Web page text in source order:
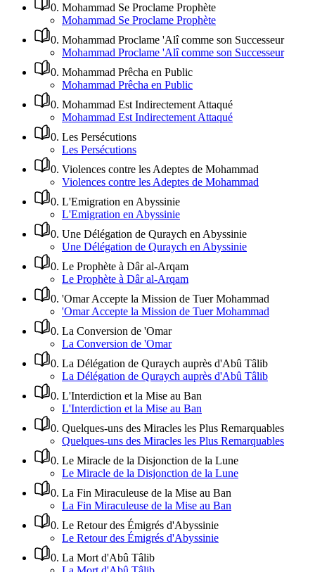
0. Mohammad Se Proclame Prophète
Mohammad Se Proclame Prophète
0. Mohammad Proclame 'Alî comme son Successeur
Mohammad Proclame 'Alî comme son Successeur
0. Mohammad Prêcha en Public
Mohammad Prêcha en Public
0. Mohammad Est Indirectement Attaqué
Mohammad Est Indirectement Attaqué
0. Les Persécutions
Les Persécutions
0. Violences contre les Adeptes de Mohammad
Violences contre les Adeptes de Mohammad
0. L'Emigration en Abyssinie
L'Emigration en Abyssinie
0. Une Délégation de Quraych en Abyssinie
Une Délégation de Quraych en Abyssinie
0. Le Prophète à Dâr al-Arqam
Le Prophète à Dâr al-Arqam
0. 'Omar Accepte la Mission de Tuer Mohammad
'Omar Accepte la Mission de Tuer Mohammad
0. La Conversion de 'Omar
La Conversion de 'Omar
0. La Délégation de Quraych auprès d'Abû Tâlib
La Délégation de Quraych auprès d'Abû Tâlib
0. L'Interdiction et la Mise au Ban
L'Interdiction et la Mise au Ban
0. Quelques-uns des Miracles les Plus Remarquables
Quelques-uns des Miracles les Plus Remarquables
0. Le Miracle de la Disjonction de la Lune
Le Miracle de la Disjonction de la Lune
0. La Fin Miraculeuse de la Mise au Ban
La Fin Miraculeuse de la Mise au Ban
0. Le Retour des Émigrés d'Abyssinie
Le Retour des Émigrés d'Abyssinie
0. La Mort d'Abû Tâlib